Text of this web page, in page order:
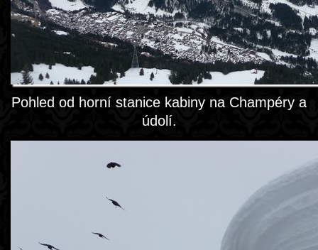
Pohled od horní stanice kabiny na Champéry a
údolí.